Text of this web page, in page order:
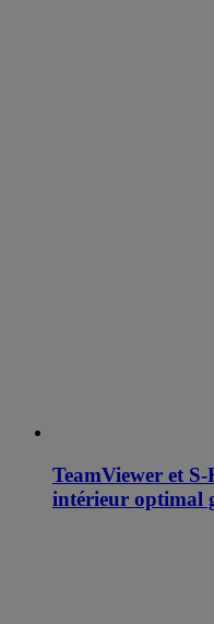
TeamViewer et
intérieur optimal